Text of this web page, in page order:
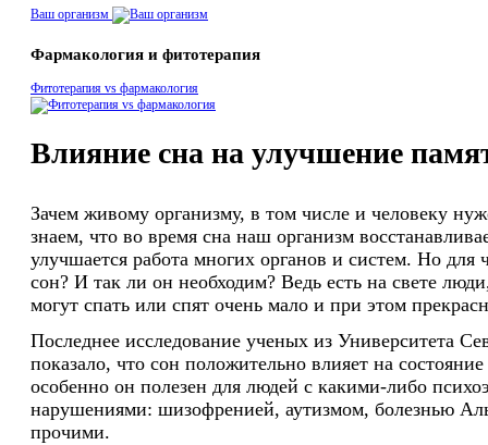
Ваш организм
Фармакология и фитотерапия
Фитотерапия vs фармакология
Влияние сна на улучшение
Зачем живому организму, в том числе и человеку
знаем, что во время сна наш организм
улучшается работа многих органов и систем. Но для
сон? И так ли он необходим? Ведь есть на свете
могут спать или спят очень мало и при этом
Последнее исследование ученых из Университета
показало, что сон положительно влияет на
особенно он полезен для людей с какими-либо
нарушениями: шизофренией, аутизмом, болезнью
прочими.